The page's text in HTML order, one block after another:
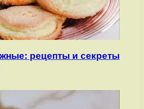
рецепты и секреты